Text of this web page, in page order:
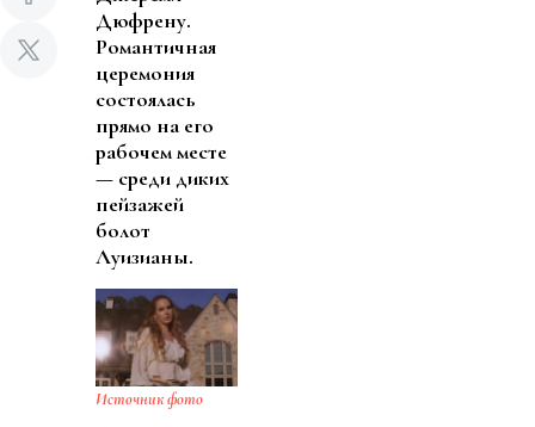
Дюфрену.
Романтичная
церемония
состоялась
прямо на его
рабочем месте
— среди диких
пейзажей
болот
Луизианы.
Источник фото